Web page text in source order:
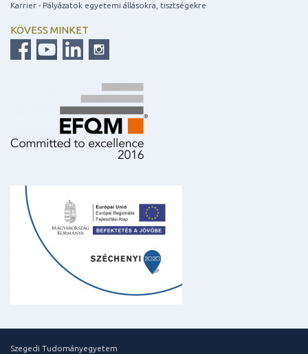
Karrier - Pályázatok egyetemi állásokra, tisztségekre
KÖVESS MINKET
Szegedi Tudományegyetem